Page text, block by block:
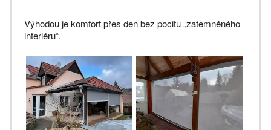
Výhodou je komfort přes den bez pocitu „zatemněného
interiéru“.